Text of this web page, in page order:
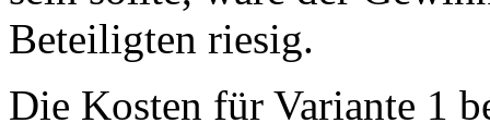
Beteiligten riesig.
Die Kosten für Variante 1